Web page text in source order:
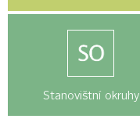
Stanovištní okruhy